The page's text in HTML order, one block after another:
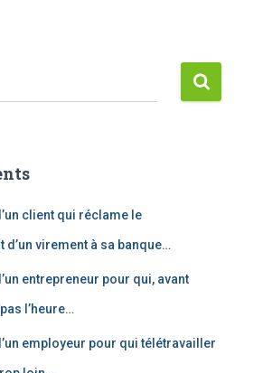
client qui réclame le
virement à sa banque…
entrepreneur pour qui, avant
pas l’heure…
employeur pour qui télétravailler